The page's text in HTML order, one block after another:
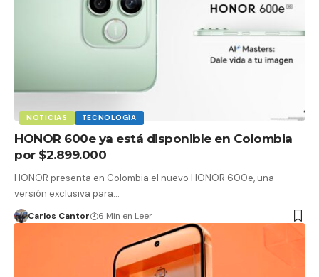
NOTICIAS TECNOLOGÍA
HONOR 600e ya está disponible en Colombia
por $2.899.000
HONOR presenta en Colombia el nuevo HONOR 600e, una
versión exclusiva para…
Carlos Cantor 6 Min en Leer